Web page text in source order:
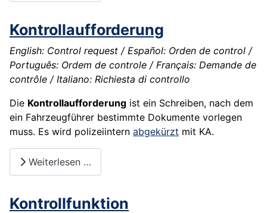
Kontrollaufforderung
English: Control request / Español: Orden de control /
Português: Ordem de controle / Français: Demande de
contrôle / Italiano: Richiesta di controllo
Die Kontrollaufforderung ist ein Schreiben, nach dem
ein Fahrzeugführer bestimmte Dokumente vorlegen
muss. Es wird polizeiintern abgekürzt mit KA.
Weiterlesen …
Kontrollfunktion